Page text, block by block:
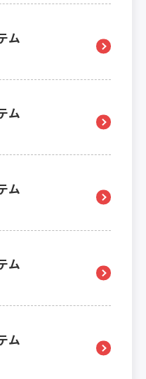
ム
ム
ム
ム
ム